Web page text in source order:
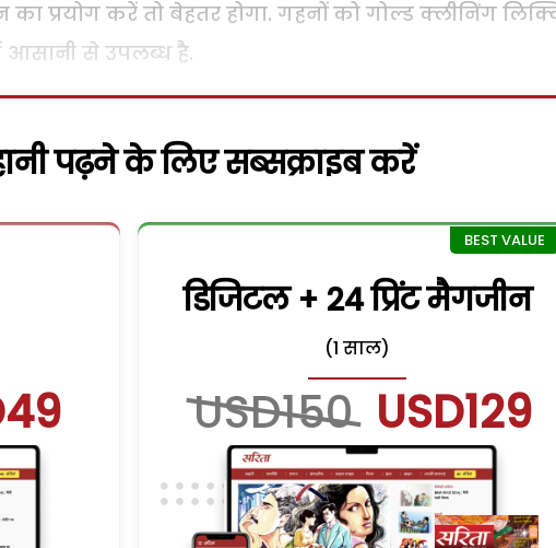
प्रयोग करें तो बेहतर होगा. गहनों को गोल्ड क्लीनिंग
आसानी से उपलब्ध है.
पढ़ने के लिए सब्सक्राइब करें
डिजिटल + 24 प्रिंट मैगजीन
(1 साल)
USD150 USD129